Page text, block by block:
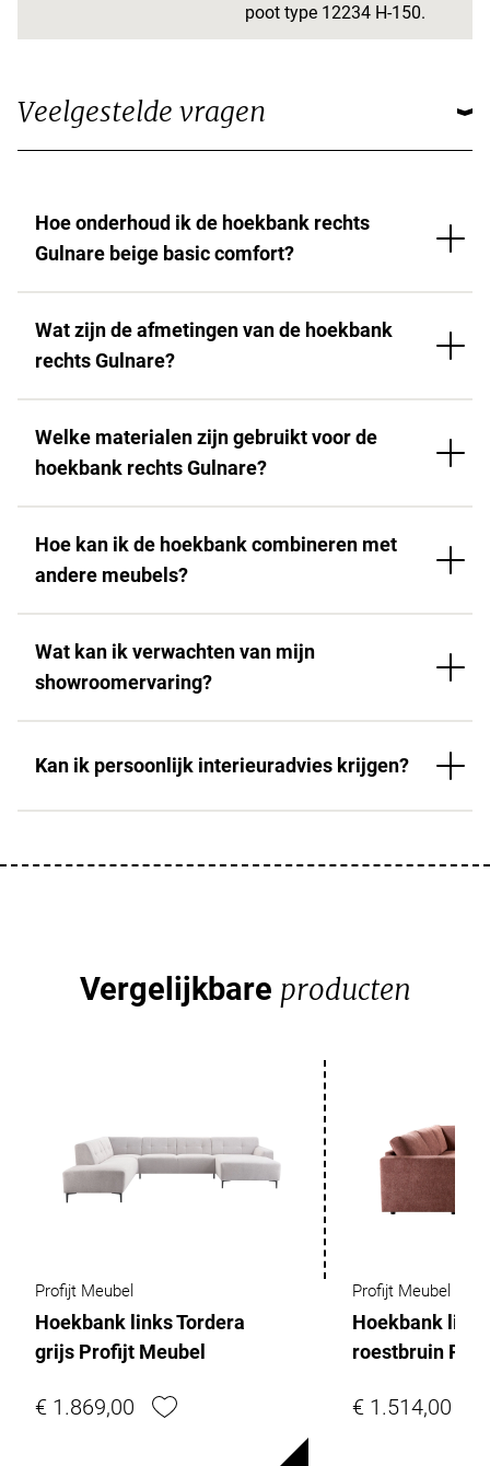
poot type 12234 H-150.
Veelgestelde vragen
Hoe onderhoud ik de hoekbank rechts
Gulnare beige basic comfort?
Wat zijn de afmetingen van de hoekbank
rechts Gulnare?
Welke materialen zijn gebruikt voor de
hoekbank rechts Gulnare?
Hoe kan ik de hoekbank combineren met
andere meubels?
Wat kan ik verwachten van mijn
showroomervaring?
Kan ik persoonlijk interieuradvies krijgen?
Vergelijkbare producten
Profijt Meubel
Hoekbank links Tordera
grijs Profijt Meubel
€ 1.869,00
Profijt Meubel
Hoekbank
roestbruin
€ 1.514,00